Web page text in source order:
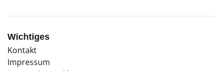
Wichtiges
Kontakt
Impressum